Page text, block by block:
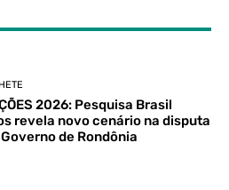
2026: Pesquisa Brasil
revela novo cenário na disputa
de Rondônia